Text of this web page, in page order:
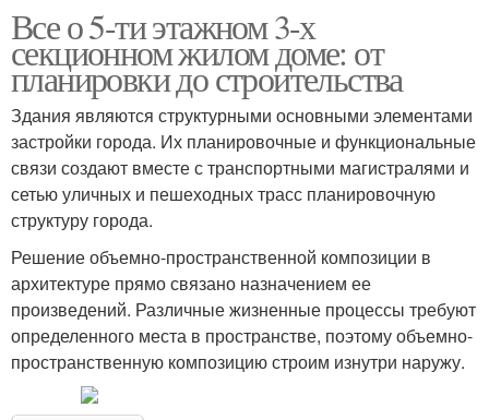
Все о 5-ти этажном 3-х
секционном жилом доме: от
планировки до строительства
Здания являются структурными основными элементами
застройки города. Их планировочные и функциональные
связи создают вместе с транспортными магистралями и
сетью уличных и пешеходных трасс планировочную
структуру города.
Решение объемно-пространственной композиции в
архитектуре прямо связано назначением ее
произведений. Различные жизненные процессы требуют
определенного места в пространстве, поэтому объемно-
пространственную композицию строим изнутри наружу.